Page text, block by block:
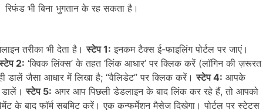
भी बिना भुगतान के रह सकता है।
तरीका भी देता है।स्टेप 1: इनकम टैक्स ई-फाइलिंग पोर्टल पर जाएं।
2: ‘क्विक लिंक्स’ के तहत ‘लिंक आधार’ पर क्लिक करें (लॉगिन की ज़रूरत
डालें जैसा आधार में लिखा है; “वैलिडेट” पर क्लिक करें।स्टेप 4: आपके
डालें।स्टेप 5: अगर आप पिछली डेडलाइन के बाद लिंक कर रहे हैं, तो आपको
के बाद फॉर्म सबमिट करें। एक कन्फर्मेशन मैसेज दिखेगा। पोर्टल पर स्टेटस